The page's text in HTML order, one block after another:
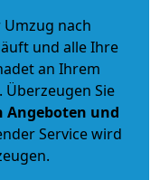
nach
und alle Ihre
an Ihrem
Sie
Angeboten und
Service wird